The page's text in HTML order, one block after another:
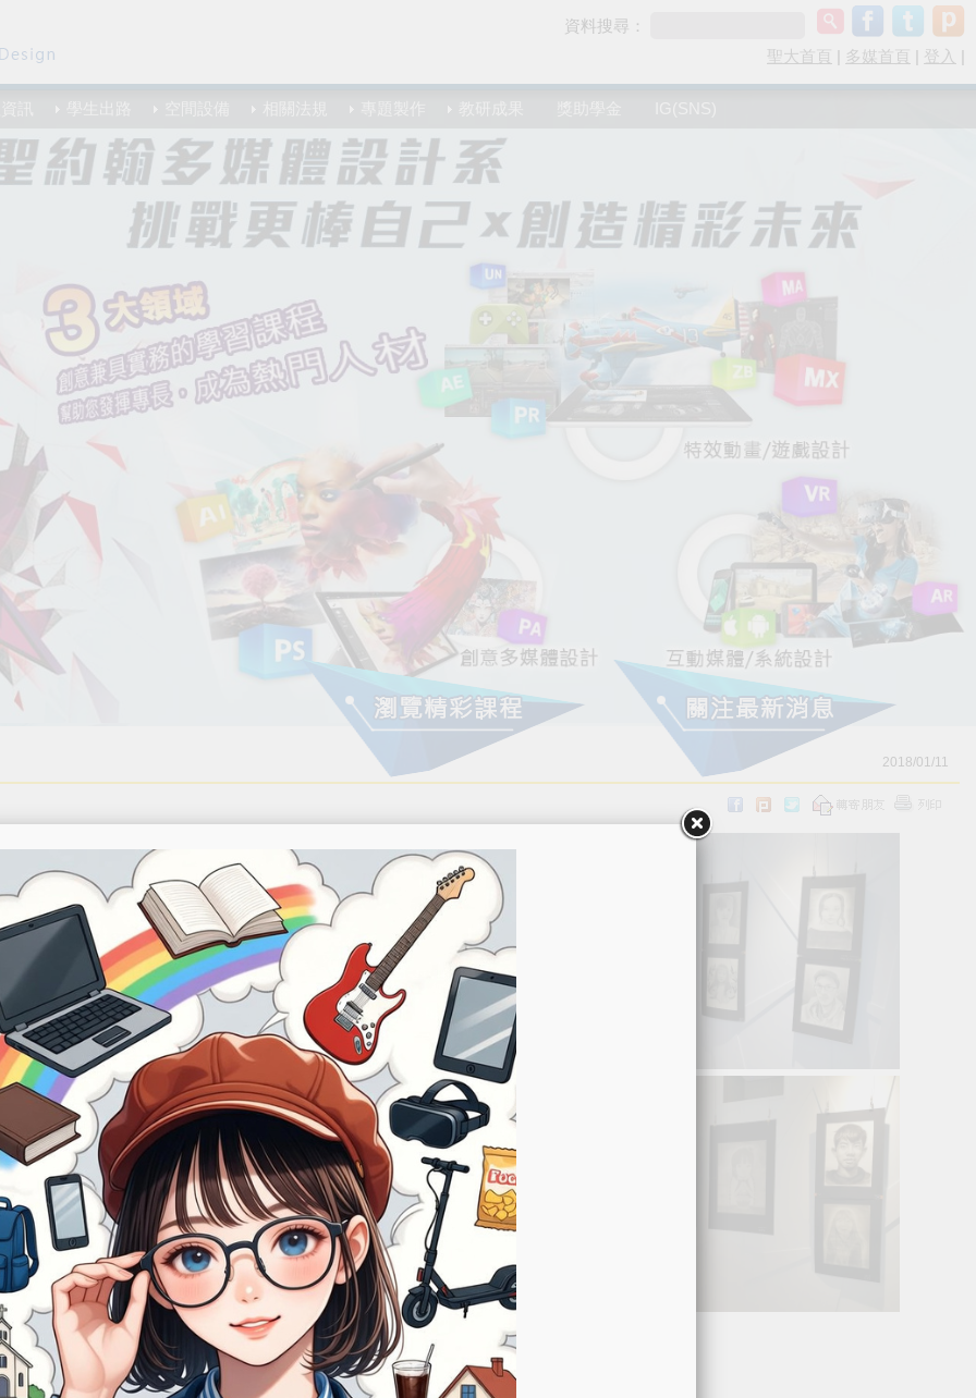
資料搜尋：
聖大首頁 | 多媒首頁 | 登入 |
2018/01/11